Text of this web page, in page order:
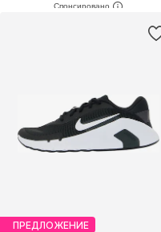
ПРЕДЛОЖЕНИЕ